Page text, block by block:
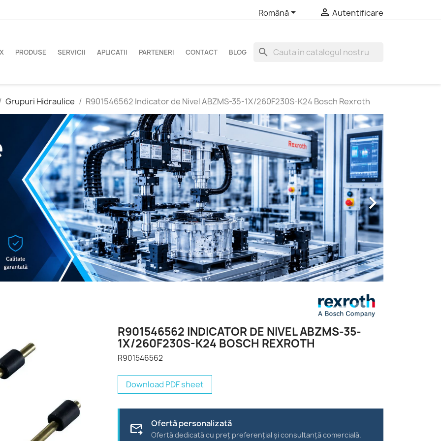
Română  Autentificare
search
PRODUSE SERVICII APLICATII PARTENERI CONTACT BLOG
Grupuri Hidraulice R901546562 Indicator de Nivel ABZMS-35-1X/260F230S-K24 Bosch Rexroth

R901546562 INDICATOR DE NIVEL ABZMS-35-
1X/260F230S-K24 BOSCH REXROTH
R901546562
Download PDF sheet
forward_to_inbox Ofertă personalizată
Ofertă dedicată cu preț preferențial și consultanță comercială.